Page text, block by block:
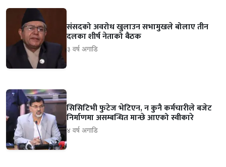
संसदको अवरोध खुलाउन सभामुखले बोलाए तीन
दलका शीर्ष नेताको बैठक
३ वर्ष अगाडि
सिसिटिभी फुटेज भेटिएन, न कुनै कर्मचारीले बजेट
निर्माणमा असम्बन्धित मान्छे आएको स्वीकारे
४ वर्ष अगाडि